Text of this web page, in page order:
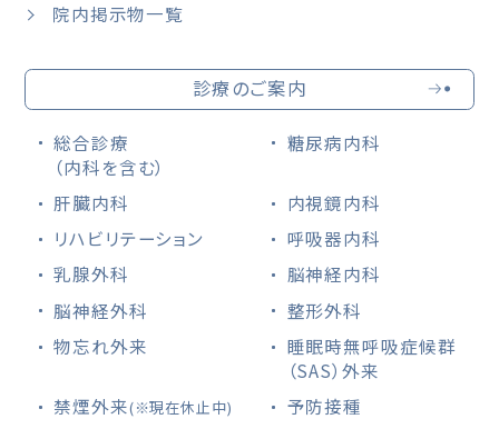
院内掲示物一覧
診療のご案内
総合診療
（内科を含む）
糖尿病内科
肝臓内科
内視鏡内科
リハビリテーション
呼吸器内科
乳腺外科
脳神経内科
脳神経外科
整形外科
物忘れ外来
睡眠時無呼吸症候群
（SAS）外来
禁煙外来(※現在休止中) 予防接種